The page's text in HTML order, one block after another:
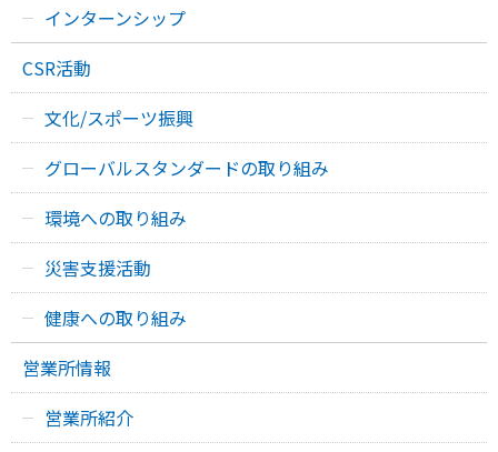
インターンシップ
CSR活動
文化/スポーツ振興
グローバルスタンダードの取り組み
環境への取り組み
災害支援活動
健康への取り組み
営業所情報
営業所紹介